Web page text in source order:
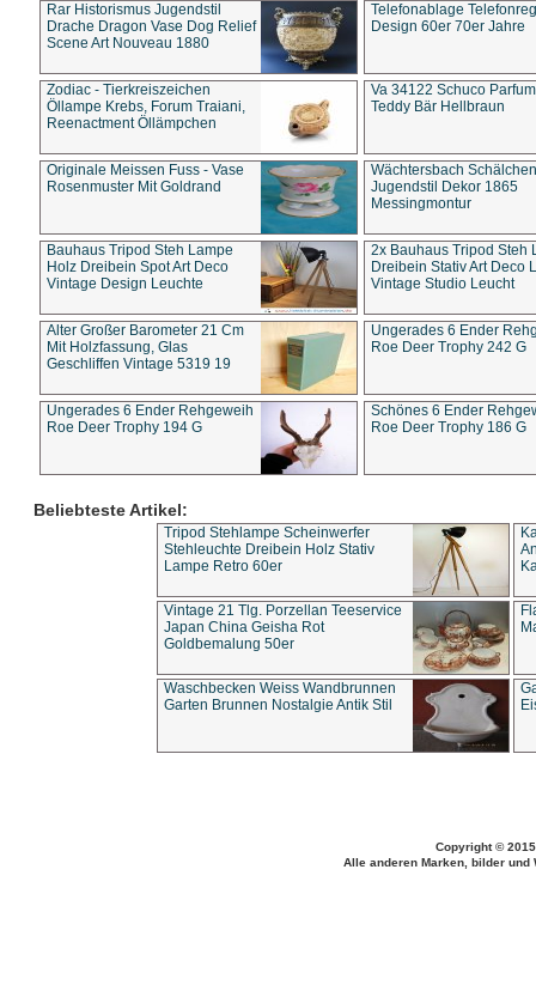
Rar Historismus Jugendstil
Drache Dragon Vase Dog Relief
Scene Art Nouveau 1880
Telefonablage
Design 60er 70er Jahre
Zodiac - Tierkreiszeichen
Öllampe Krebs, Forum Traiani,
Reenactment Öllämpchen
Va 34122 Schuco
Teddy Bär Hellbraun
Originale Meissen Fuss - Vase
Rosenmuster Mit Goldrand
Wächtersbach Schälchen
Jugendstil Dekor 1865
Messingmontur
Bauhaus Tripod Steh Lampe
Holz Dreibein Spot Art Deco
Vintage Design Leuchte
2x Bauhaus Tripod Steh
Dreibein Stativ Art Deco
Vintage Studio Leucht
Alter Großer Barometer 21 Cm
Mit Holzfassung, Glas
Geschliffen Vintage 5319 19
Ungerades 6 Ender
Roe Deer Trophy 242 G
Ungerades 6 Ender Rehgeweih
Roe Deer Trophy 194 G
Schönes 6 Ender
Roe Deer Trophy 186 G
Beliebteste Artikel:
Tripod Stehlampe Scheinwerfer
Stehleuchte Dreibein Holz Stativ
Lampe Retro 60er
Vintage 21 Tlg. Porzellan Teeservice
Japan China Geisha Rot
Goldbemalung 50er
Waschbecken Weiss Wandbrunnen
Garten Brunnen Nostalgie Antik Stil
Copyright ©
Alle anderen Marken, bilder und